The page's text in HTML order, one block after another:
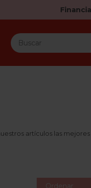
artículos las
Ordenar